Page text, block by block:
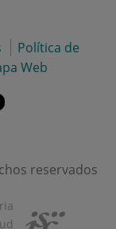
Política de
Web
Enlace
externa.reservados